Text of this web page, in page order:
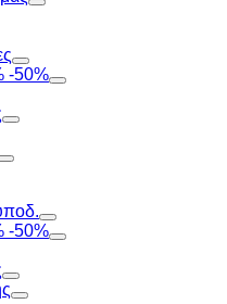
Toggle
Toggle
-50%
Toggle
Toggle
Toggle
Toggle
-50%
Toggle
Toggle